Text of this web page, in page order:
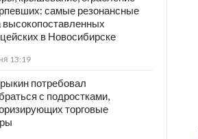
самые резонансные
высокопоставленных
в Новосибирске
13:19
потребовал
с подростками,
торговые